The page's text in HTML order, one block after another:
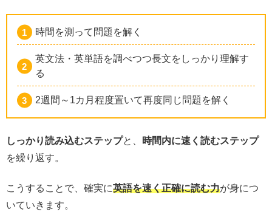
時間を測って問題を解く
英文法・英単語を調べつつ長文をしっかり理解す
る
2週間～1カ月程度置いて再度同じ問題を解く
しっかり読み込むステップと、
時間内に速く読むステップ
を繰り返す。
こうすることで、確実に英語を速く正確に読む力が身につ
いていきます。